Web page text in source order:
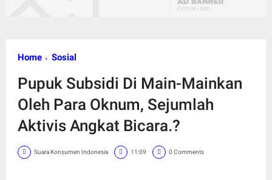
Home Sosial
Pupuk Subsidi Di Main-Mainkan
Oleh Para Oknum, Sejumlah
Aktivis Angkat Bicara.?
Suara Konsumen Indonesia 11:09 0 Comments